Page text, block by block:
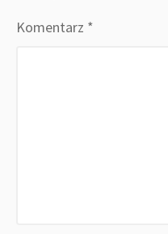
Komentarz *